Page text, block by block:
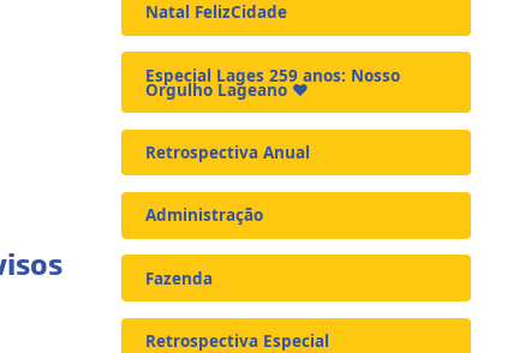
Natal FelizCidade
Especial Lages 259 anos: Nosso
Orgulho Lageano ❤️
Retrospectiva Anual
Administração
Fazenda
Retrospectiva Especial